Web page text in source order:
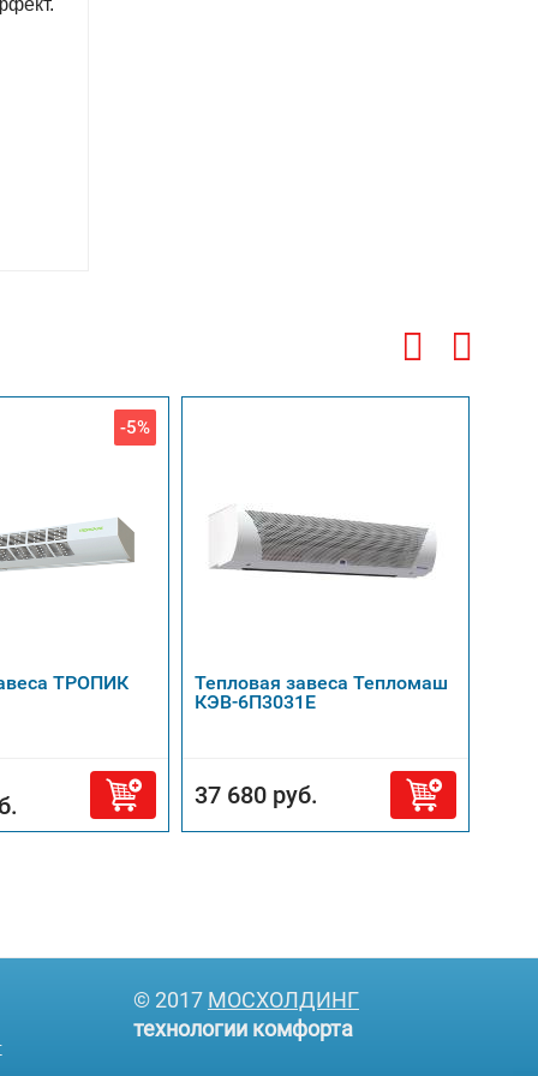
-5%
ТРОПИК
Тепловая завеса Тепломаш
КЭВ-6П3031Е
37 680 руб.
© 2017 МОСХОЛДИНГ
технологии комфорта